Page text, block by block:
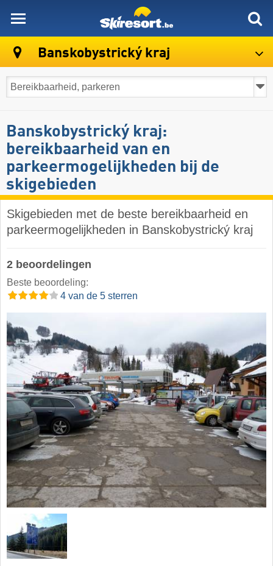
Banskobystrický kraj
Banskobystrický kraj:
bereikbaarheid van en
parkeermogelijkheden bij de
skigebieden
Skigebieden met de beste bereikbaarheid en
parkeermogelijkheden in Banskobystrický kraj
2 beoordelingen
Beste beoordeling:
4 van de 5 sterren